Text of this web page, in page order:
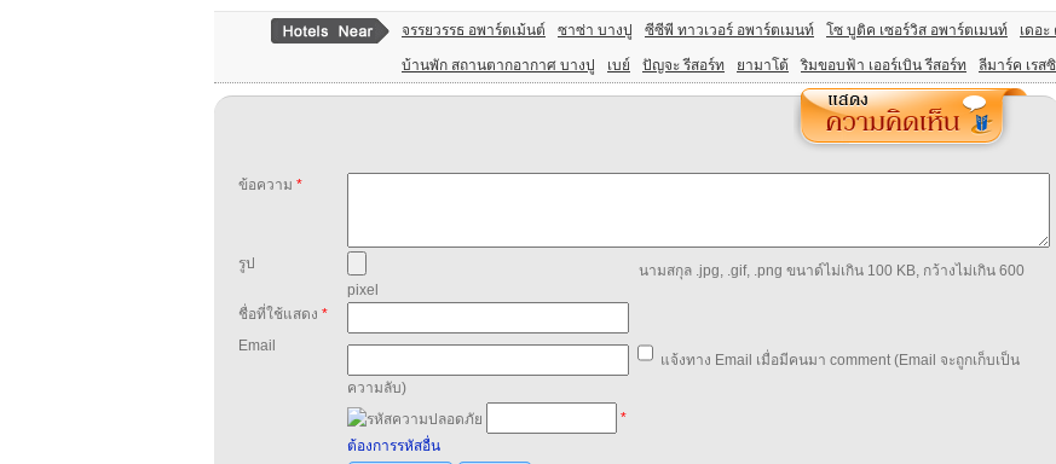
จรรยวรรธ อพาร์ตเม้นต์ ซาซ่า บางปู ซีซีพี ทาวเวอร์ อพาร์ตเมนท์ โซ บูติค เซอร์วิส อพาร์ตเมนท์ เดอะ
บ้านพัก สถานตากอากาศ บางปู เบย์ ปัญจะ รีสอร์ท ยามาโต้ ริมขอบฟ้า เออร์เบิน รีสอร์ท ลีมาร์ค เรส
ข้อความ *
รูป
นามสกุล .jpg, .gif, .png ขนาด์ไม่เกิน 100 KB, กว้างไม่เกิน 600
pixel
ชื่อที่ใช้แสดง *
Email
แจ้งทาง Email เมื่อมีคนมา comment (Email จะถูกเก็บเป็น
ความลับ)
*
ต้องการรหัสอื่น